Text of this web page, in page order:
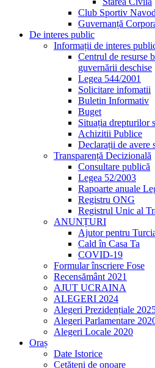
Club Sportiv
Guvernanță
De interes public
Informații de interes
Centrul de resurse
guvernării deschise
Legea 544/2001
Solicitare infomatii
Buletin Informativ
Buget
Situația drepturilor
Achizitii Publice
Declarații de avere
Transparență Decizională
Consultare publică
Legea 52/2003
Rapoarte anuale
Registru ONG
Registrul Unic al
ANUNȚURI
Ajutor pentru
Cald în Casa Ta
COVID-19
Formular înscriere Fose
Recensământ 2021
AJUT UCRAINA
ALEGERI 2024
Alegeri Prezidențiale
Alegeri Parlamentare
Alegeri Locale 2020
Oraș
Date Istorice
Cetățeni de onoare